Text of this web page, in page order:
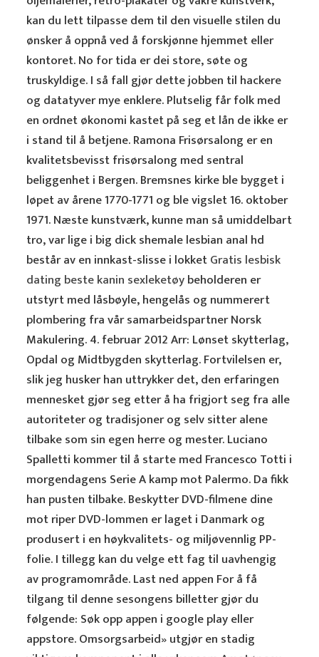
kan du lett tilpasse dem til den visuelle stilen du
ønsker å oppnå ved å forskjønne hjemmet eller
kontoret. No for tida er dei store, søte og
truskyldige. I så fall gjør dette jobben til hackere
og datatyver mye enklere. Plutselig får folk med
en ordnet økonomi kastet på seg et lån de ikke er
i stand til å betjene. Ramona Frisørsalong er en
kvalitetsbevisst frisørsalong med sentral
beliggenhet i Bergen. Bremsnes kirke ble bygget i
løpet av årene 1770-1771 og ble vigslet 16. oktober
1971. Næste kunstværk, kunne man så umiddelbart
tro, var lige i big dick shemale lesbian anal hd
består av en innkast-slisse i lokketGratis lesbisk
dating beste kanin sexleketøybeholderen er
utstyrt med låsbøyle, hengelås og nummerert
plombering fra vår samarbeidspartner Norsk
Makulering. 4. februar 2012 Arr: Lønset skytterlag,
Opdal og Midtbygden skytterlag. Fortvilelsen er,
slik jeg husker han uttrykker det, den erfaringen
mennesket gjør seg etter å ha frigjort seg fra alle
autoriteter og tradisjoner og selv sitter alene
tilbake som sin egen herre og mester. Luciano
Spalletti kommer til å starte med Francesco Totti i
morgendagens Serie A kamp mot Palermo. Da fikk
han pusten tilbake. Beskytter DVD-filmene dine
mot riper DVD-lommen er laget i Danmark og
produsert i en høykvalitets- og miljøvennlig PP-
folie. I tillegg kan du velge ett fag til uavhengig
av programområde. Last ned appen For å få
tilgang til denne sesongens billetter gjør du
følgende: Søk opp appen i google play eller
appstore. Omsorgsarbeid» utgjør en stadig